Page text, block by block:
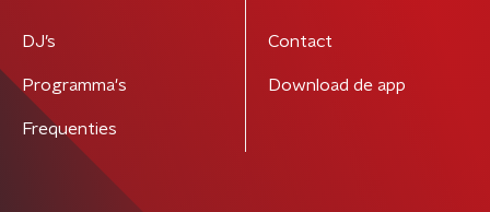
DJ’s
Programma's
Frequenties
Contact
Download de app